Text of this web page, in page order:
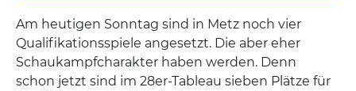
Am heutigen Sonntag sind in Metz noch vier
Qualifikationsspiele angesetzt. Die aber eher
Schaukampfcharakter haben werden. Denn
schon jetzt sind im 28er-Tableau sieben Plätze für